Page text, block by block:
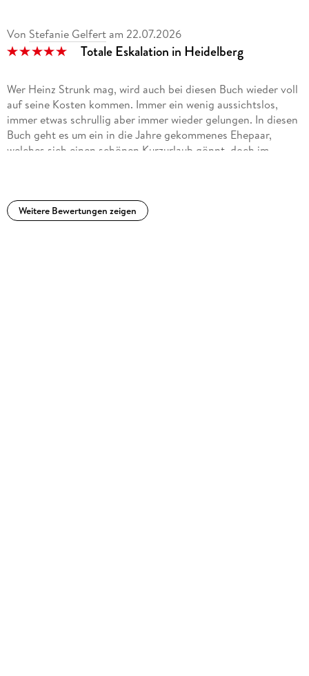
Strunk erweist sich als exzellenter Beobachter der
zwischenmenschlichen Abgründe. Aber auch die romantische
Stadt am Neckar bekommt ihr Fettweg. Rüdiger Busch,
Von Stefanie Gelfert am 22.07.2026
Totale Eskalation in Heidelberg
Wer Heinz Strunk mag, wird auch bei diesen Buch wieder voll
auf seine Kosten kommen. Immer ein wenig aussichtslos,
immer etwas schrullig aber immer wieder gelungen. In diesen
Buch geht es um ein in die Jahre gekommenes Ehepaar,
welches sich einen schönen Kurzurlaub gönnt, doch im
Weitere Bewertungen zeigen